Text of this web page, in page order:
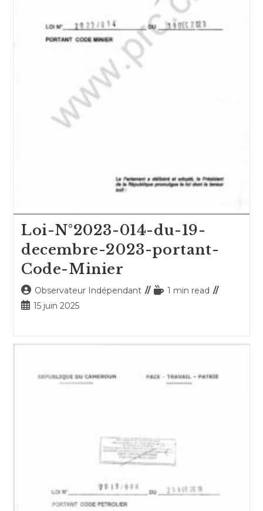
Loi-N°2023-014-du-19-
decembre-2023-portant-
Code-Minier
Auteur/autrice
de
Observateur Indépendant
Temps1 min read
Publication
15 juin 2025